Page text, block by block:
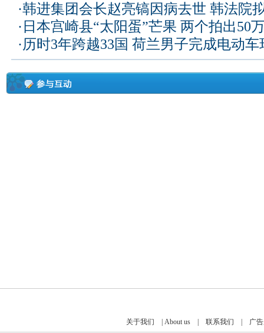
·韩进集团会长赵亮镐因病去世 韩法院
· 日本宫崎县“太阳蛋”芒果 两个拍出50
·历时3年跨越33国 荷兰男子完成电动车
关于我们 About us| 联系我们 广